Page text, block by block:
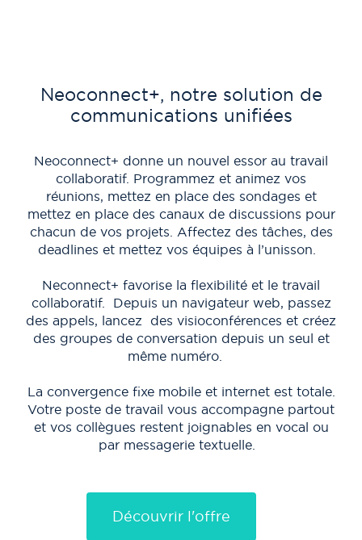
Neoconnect+, notre solution de
communications unifiées
Neoconnect+ donne un nouvel essor au travail
collaboratif. Programmez et animez vos
réunions, mettez en place des sondages et
mettez en place des canaux de discussions pour
chacun de vos projets. Affectez des tâches, des
deadlines et mettez vos équipes à l’unisson.
Neconnect+ favorise la flexibilité et le travail
collaboratif. Depuis un navigateur web, passez
des appels, lancez des visioconférences et créez
des groupes de conversation depuis un seul et
même numéro.
La convergence fixe mobile et internet est totale.
Votre poste de travail vous accompagne partout
et vos collègues restent joignables en vocal ou
par messagerie textuelle.
Découvrir l'offre